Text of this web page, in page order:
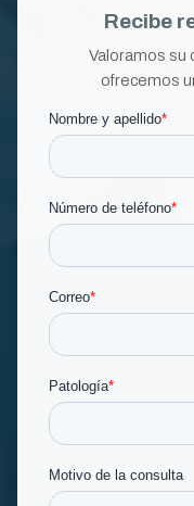
Recibe
Valoramos su
ofrecemos